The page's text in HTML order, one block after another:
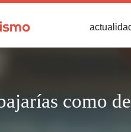
como